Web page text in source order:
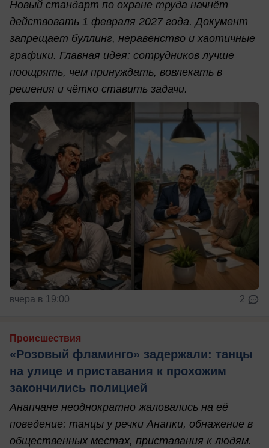
Новый стандарт по охране труда начнёт
действовать 1 февраля 2027 года. Документ
запрещает буллинг, неравенство и хаотичные
графики. Главная идея: сотрудников лучше
поощрять, чем принуждать, вовлекать в
решения и чётко ставить задачи.
вчера в 19:00 2
Происшествия
«Розовый фламинго» задержали: танцы
на улице и приставания к прохожим
закончились полицией
Анапчане неоднократно жаловались на её
поведение: танцы у речки Анапки, обнажение в
общественных местах, приставания к людям.